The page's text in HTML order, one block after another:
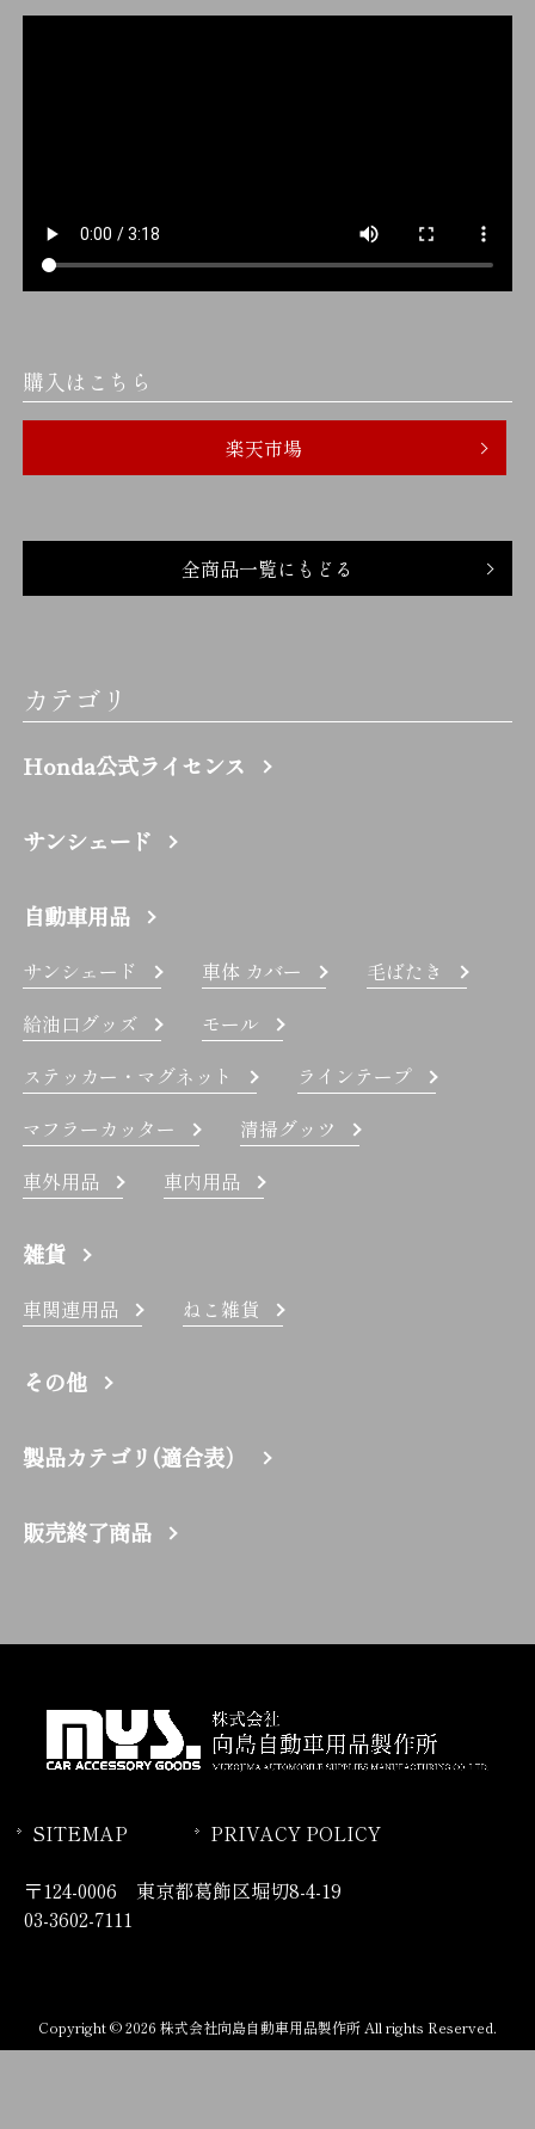
購入はこちら
楽天市場
全商品一覧にもどる
カテゴリ
Honda公式ライセンス
サンシェード
自動車用品
サンシェード 車体 カバー
毛ばたき
給油口グッズ
モール
ステッカー・マグネット
ラインテープ
マフラーカッター
清掃グッツ
車外用品
車内用品
雑貨
車関連用品 ねこ雑貨
その他
製品カテゴリ(適合表）
販売終了商品
SITEMAP PRIVACY POLICY
〒124-0006 東京都葛飾区堀切8-4-19
03-3602-7111
Copyright © 2026 株式会社向島自動車用品製作所 All rights Reserved.